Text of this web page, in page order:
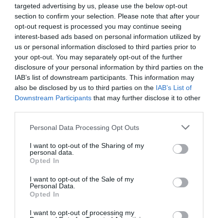
targeted advertising by us, please use the below opt-out
section to confirm your selection. Please note that after your
opt-out request is processed you may continue seeing
interest-based ads based on personal information utilized by
us or personal information disclosed to third parties prior to
your opt-out. You may separately opt-out of the further
disclosure of your personal information by third parties on the
IAB’s list of downstream participants. This information may
also be disclosed by us to third parties on the IAB’s List of
Downstream Participants that may further disclose it to other
Please note that this website/app uses one or more Google
not limited to your visit or usage behaviour. You may click to
grant or deny consent to Google and its third-party tags to
use your data for below specified purposes in below Google
consent section.
Personal Data Processing Opt Outs
I want to opt-out of the Sharing of my
personal data.
Opted In
I want to opt-out of the Sale of my
Personal Data.
Opted In
I want to opt-out of processing my
Retiramos del calor, vertemos en un recipiente/tupper y
dejamos enfriar por completo.
Una vez que haya enfriado, cubrimos con film o tapamos
con su propia tapa e introducimos en el frigorífico durante
toda la noche.
Mantecamos el helado.
durante 15-20 minutos, la base de helado deberá adquirir
cuerpo.
Una vez que este listo, volcamos el helado en un recipiente
hermético e introducimos en el congelador un mínimo de
horas o hasta el día siguiente